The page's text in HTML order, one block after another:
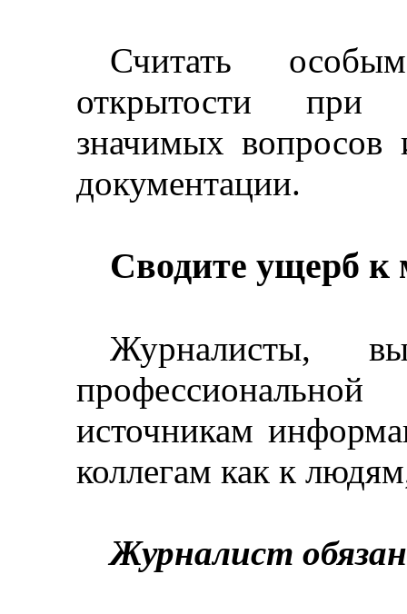
Считать
открытости при
значимых
документации.
Сводите ущерб
Журналисты,
источникам
коллегам как к
Журналист